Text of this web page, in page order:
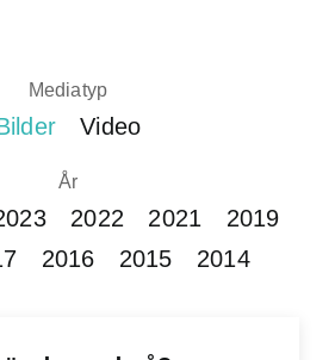
Mediatyp
Video
År
2022 2021
2019
2016 2015 2014